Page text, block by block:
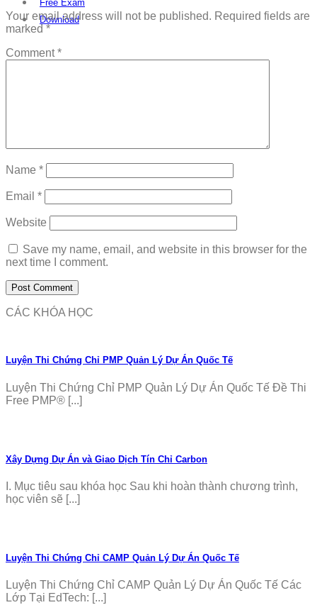
Free Exam
Download
Your email address will not be published. Required fields are
marked *
Comment*
Name *
Email *
Website
Save my name, email, and website in this browser for the
next time I comment.
CÁC KHÓA HỌC
Luyện Thi Chứng Chỉ PMP Quản Lý Dự Án Quốc Tế
Luyện Thi Chứng Chỉ PMP Quản Lý Dự Án Quốc Tế Đề Thi
Free PMP® [...]
Xây Dựng Dự Án và Giao Dịch Tín Chỉ Carbon
I. Mục tiêu sau khóa học Sau khi hoàn thành chương trình,
học viên sẽ [...]
Luyện Thi Chứng Chỉ CAMP Quản Lý Dự Án Quốc Tế
Luyện Thi Chứng Chỉ CAMP Quản Lý Dự Án Quốc Tế Các
Lớp Tại EdTech: [...]